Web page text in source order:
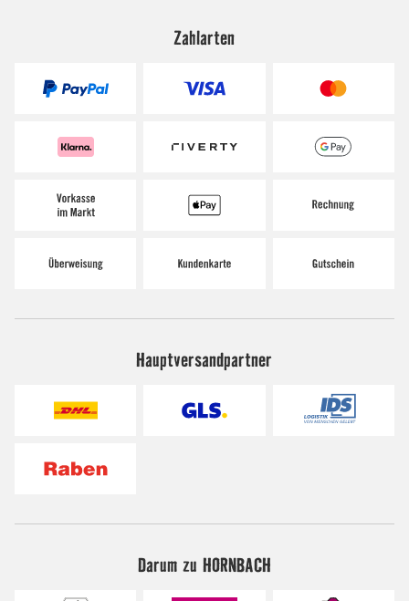
Zahlarten
Hauptversandpartner
Darum zu HORNBACH